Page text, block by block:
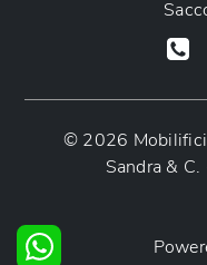
© 2026
Sandra &